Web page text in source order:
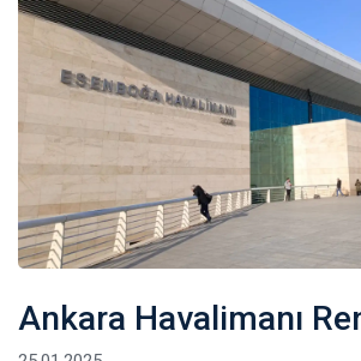
Ankara Havalimanı